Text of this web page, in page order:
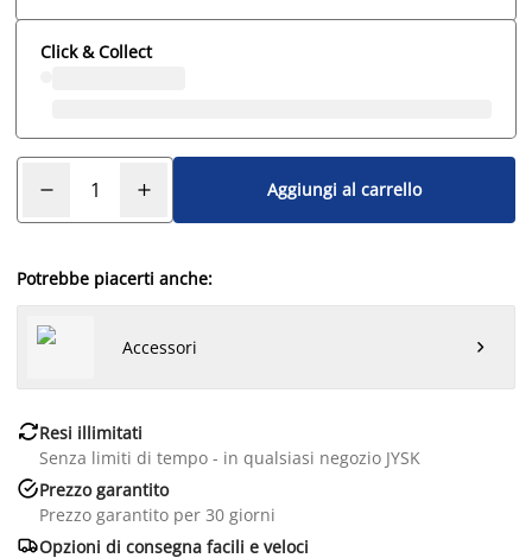
Click & Collect
Aggiungi al carrello
Potrebbe piacerti anche:
Accessori 
Resi illimitati
Senza limiti di tempo - in qualsiasi negozio JYSK
Prezzo garantito
Prezzo garantito per 30 giorni
Opzioni di consegna facili e veloci